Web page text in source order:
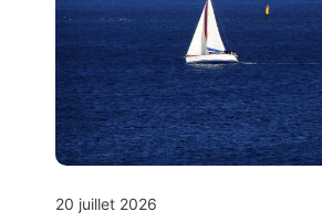
20 juillet 2026